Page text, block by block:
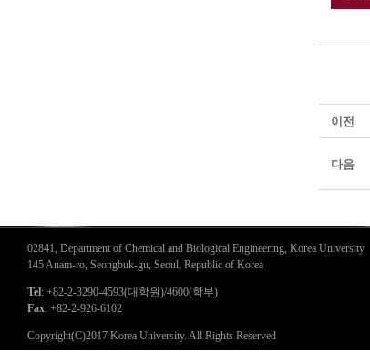
이전
다음
02841, Department of Chemical and Biological Engineering, Korea University
145 Anam-ro, Seongbuk-gu, Seoul, Republic of Korea
Tel: +82-2-3290-4593(대학원)/4600(학부)
Fax: +82-2-926-6102
Copyright(C)2017 Korea University. All Rights Reserved